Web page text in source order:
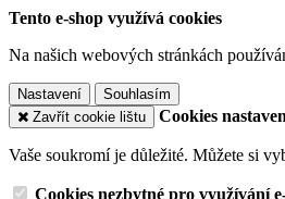
Tento e-shop využívá cookies
Na našich webových stránkách
Nastavení
Souhlasím
Zavřít cookie lištu
Cookies
Vaše soukromí je důležité. Můžete si
Cookies nezbytné pro využívání